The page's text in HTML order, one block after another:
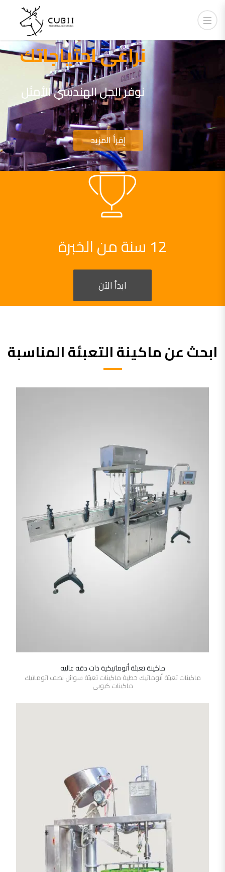
نراعى احتياجاتك
إقرأ المزيد
نوفر الحل الهندسي الأمثل
12 سنة من الخبرة
ابدأ الآن
ابحث عن ماكينة التعبئة المناسبة
SHOW DETAILS
ماكينة تعبئة أتوماتيكية ذات دقة عالية
ماكينات تعبئة أتوماتيك خطية ماكينات تعبئة سوائل نصف اتوماتيك
ماكينات كيوبى